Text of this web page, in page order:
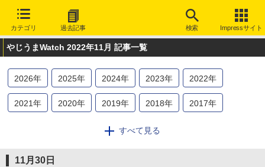
カテゴリ 過去記事 検索 Impressサイト
やじうまWatch 2022年11月 記事一覧
2026年 2025年 2024年 2023年 2022年
2021年 2020年 2019年 2018年 2017年
2014年 2013
すべて見る
11月30日